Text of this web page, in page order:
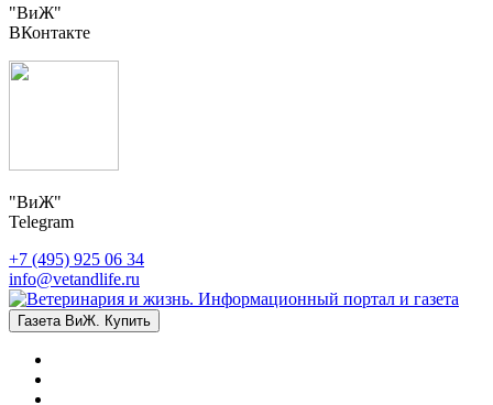
"ВиЖ"
ВКонтакте
"ВиЖ"
Telegram
+7 (495) 925 06 34
info@vetandlife.ru
Газета ВиЖ. Купить